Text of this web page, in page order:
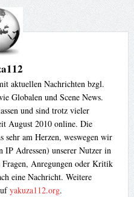
aktuellen Nachrichten bzgl.
Globalen und Scene News.
und sind trotz vieler
August 2010 online. Die
sehr am Herzen, weswegen wir
Adressen) unserer Nutzer in
Fragen, Anregungen oder Kritik
eine Nachricht. Weitere
yakuza112.org.